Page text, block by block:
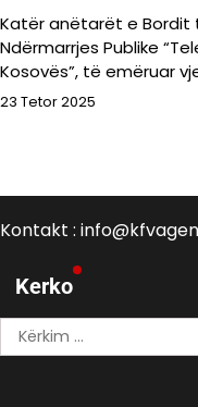
Katër anëtarët e Bordit
Ndërmarrjes Publike
Kosovës”, të emëruar
23 Tetor 2025
Kontakt :
Kerko
Kërko
për: